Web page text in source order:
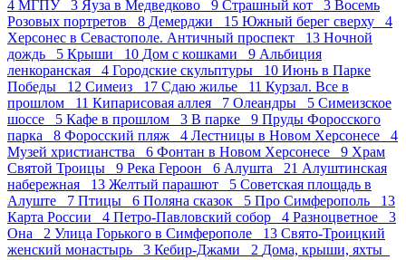
4 МГПУ 3 Яуза в Медведково 9 Страшный кот 3 Восемь
Розовых портретов 8 Демерджи 15 Южный берег сверху 4
Херсонес в Севастополе. Античный проспект 13 Ночной
дождь 5 Крыши 10 Дом с кошками 9 Альбиция
ленкоранская 4 Городские скульптуры 10 Июнь в Парке
Победы 12 Симеиз 17 Сдаю жилье 11 Курзал. Все в
прошлом 11 Кипарисовая аллея 7 Олеандры 5 Симеизское
шоссе 5 Кафе в прошлом 3 В парке 9 Пруды Форосского
парка 8 Форосский пляж 4 Лестницы в Новом Херсонесе 4
Музей христианства 6 Фонтан в Новом Херсонесе 9 Храм
Святой Троицы 9 Река Героон 6 Алушта 21 Алуштинская
набережная 13 Желтый парашют 5 Советская площадь в
Алуште 7 Птицы 6 Поляна сказок 5 Про Симферополь 13
Карта России 4 Петро-Павловский собор 4 Разноцветное 3
Она 2 Улица Горького в Симферополе 13 Свято-Троицкий
женский монастырь 3 Кебир-Джами 2 Дома, крыши, яхты